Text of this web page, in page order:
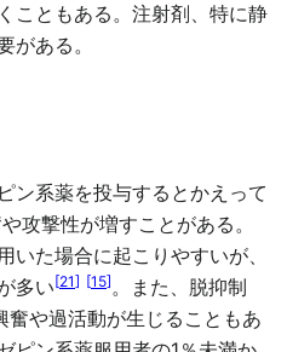
こともある。注射剤、特に静
がある。
ン系薬を投与するとかえって
攻撃性が増すことがある。
いた場合に起こりやすいが、
多い[21] [15]。また、脱抑制
奮や過活動が生じることもあ